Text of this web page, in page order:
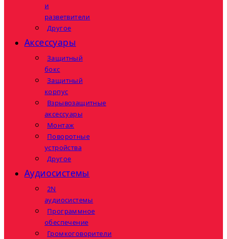
и
разветвители
Другое
Аксессуары
Защитный
бокс
Защитный
корпус
Взрывозащитные
аксессуары
Монтаж
Поворотные
устройства
Другое
Аудиосистемы
2N
аудиосистемы
Программное
обеспечение
Громкоговорители